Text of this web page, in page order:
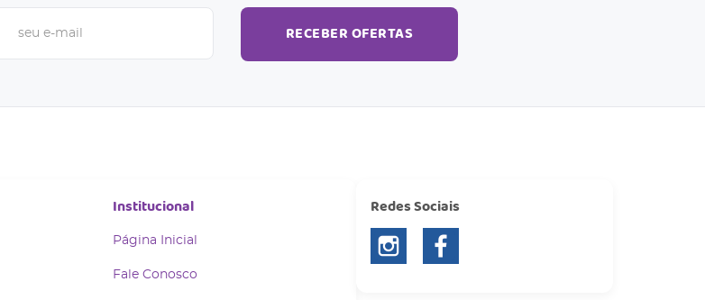
RECEBER OFERTAS
Institucional
Página Inicial
Fale Conosco
Redes Sociais